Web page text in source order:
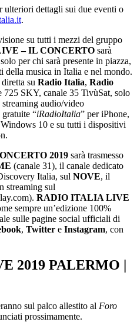
ulteriori dettagli sui due eventi o
.
su tutti i mezzi del gruppo
– IL CONCERTO sarà
per chi sarà presente in piazza,
della musica in Italia e nel mondo.
su Radio Italia, Radio
725 SKY, canale 35 TivùSat, solo
audio/video
“iRadioItalia” per iPhone,
10 e su tutti i dispositivi
2019 sarà trasmesso
(canale 31), il canale dedicato
Italia, sul NOVE, il
streaming sul
RADIO ITALIA LIVE
sempre un’edizione 100%
sulle pagine social ufficiali di
, Twitter e Instagram, con
2019 PALERMO |
sul palco allestito al Foro
prossimamente.